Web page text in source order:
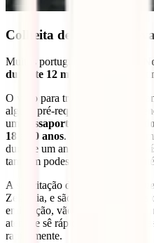
Colheita de fruta na Nova
Muitos portugueses vão para a
durante 12 meses
e depois
O visto para trabalhar na NZ
alguns pré-requisitos para a
um
passaporte português
18 a 30 anos. Ao obteres o
durante um ano a trabalhar no
também podes estudar durante até
A solicitação deve ser feita
online
Zelândia, e são apenas
50 vagas
emigração, vão-te informar em
atento e sê rápido, uma vez que
rapidamente.